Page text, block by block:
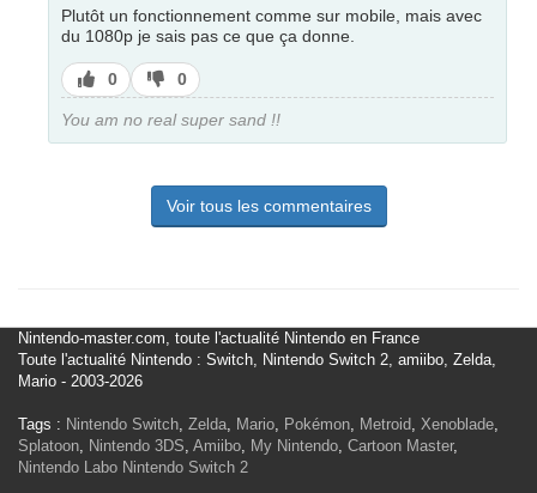
Plutôt un fonctionnement comme sur mobile, mais avec
du 1080p je sais pas ce que ça donne.
J’aime
0
J’aime
pas
0
You am no real super sand !!
Voir tous les commentaires
Nintendo-master.com, toute l'actualité Nintendo en France
Toute l'actualité Nintendo : Switch, Nintendo Switch 2, amiibo, Zelda,
Mario - 2003-2026
Tags : Nintendo Switch Zelda Mario Pokémon Metroid Xenoblade
Splatoon
Nintendo 3DS Amiibo My Nintendo Cartoon Master,
Nintendo Labo Nintendo Switch 2